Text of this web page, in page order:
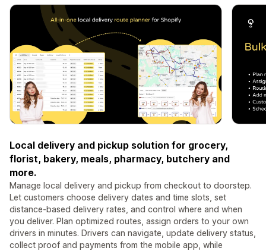
Local delivery and pickup solution for grocery,
florist, bakery, meals, pharmacy, butchery and
more.
Manage local delivery and pickup from checkout to doorstep.
Let customers choose delivery dates and time slots, set
distance-based delivery rates, and control where and when
you deliver. Plan optimized routes, assign orders to your own
drivers in minutes. Drivers can navigate, update delivery status,
collect proof and payments from the mobile app, while